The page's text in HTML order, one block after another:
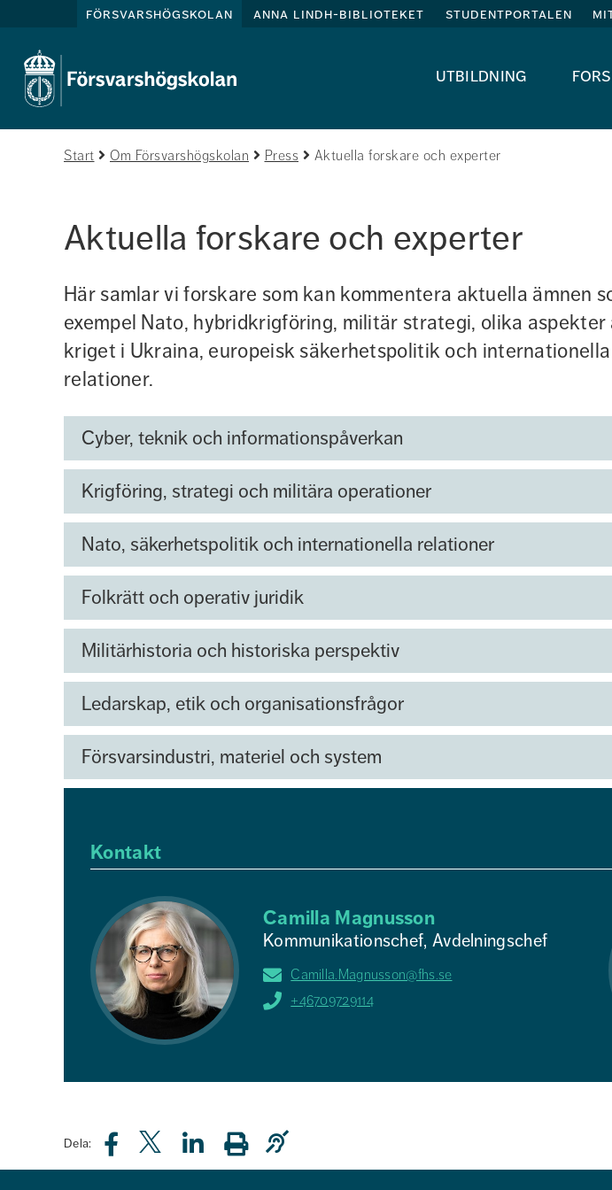
försvarshögskolan anna lindh-biblioteket studentportalen
utbildning
Start Om Försvarshögskolan Press Aktuella forskare och experter
Aktuella forskare och experter
Här samlar vi forskare som kan kommentera aktuella ämnen
exempel Nato, hybridkrigföring, militär strategi, olika aspekter
kriget i Ukraina, europeisk säkerhetspolitik och internationella
relationer.
Cyber, teknik och informationspåverkan
Krigföring, strategi och militära operationer
Nato, säkerhetspolitik och internationella relationer
Folkrätt och operativ juridik
Militärhistoria och historiska perspektiv
Ledarskap, etik och organisationsfrågor
Försvarsindustri, materiel och system
Kontakt
Camilla Magnusson
Kommunikationschef, Avdelningschef
Camilla.Magnusson@fhs.se
+46709729114
Dela: